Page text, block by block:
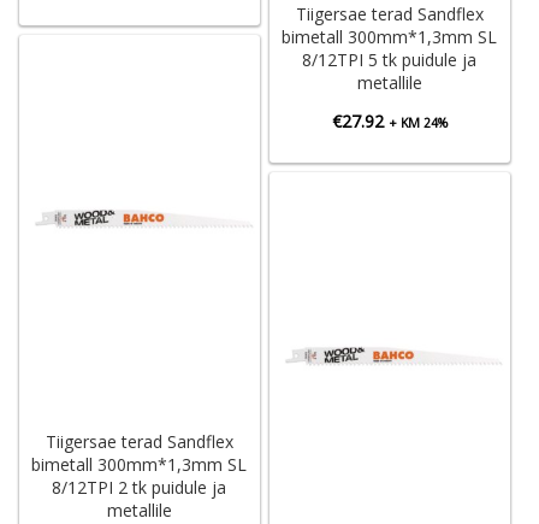
Tiigersae terad Sandflex
bimetall 300mm*1,3mm SL
8/12TPI 5 tk puidule ja
metallile
€27.92 + KM 24%
Tiigersae terad Sandflex
bimetall 300mm*1,3mm SL
8/12TPI 2 tk puidule ja
metallile